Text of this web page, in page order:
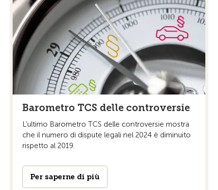
Barometro TCS delle controversie
L’ultimo Barometro TCS delle controversie mostra
che il numero di dispute legali nel 2024 è diminuito
rispetto al 2019.
Per saperne di più